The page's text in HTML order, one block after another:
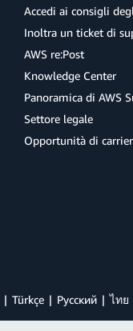
Accedi ai consigli
Inoltra un ticket di
AWS re:Post
Knowledge Center
Panoramica di AWS
Settore legale
Opportunità di
Türkçe Ρусский ไทย